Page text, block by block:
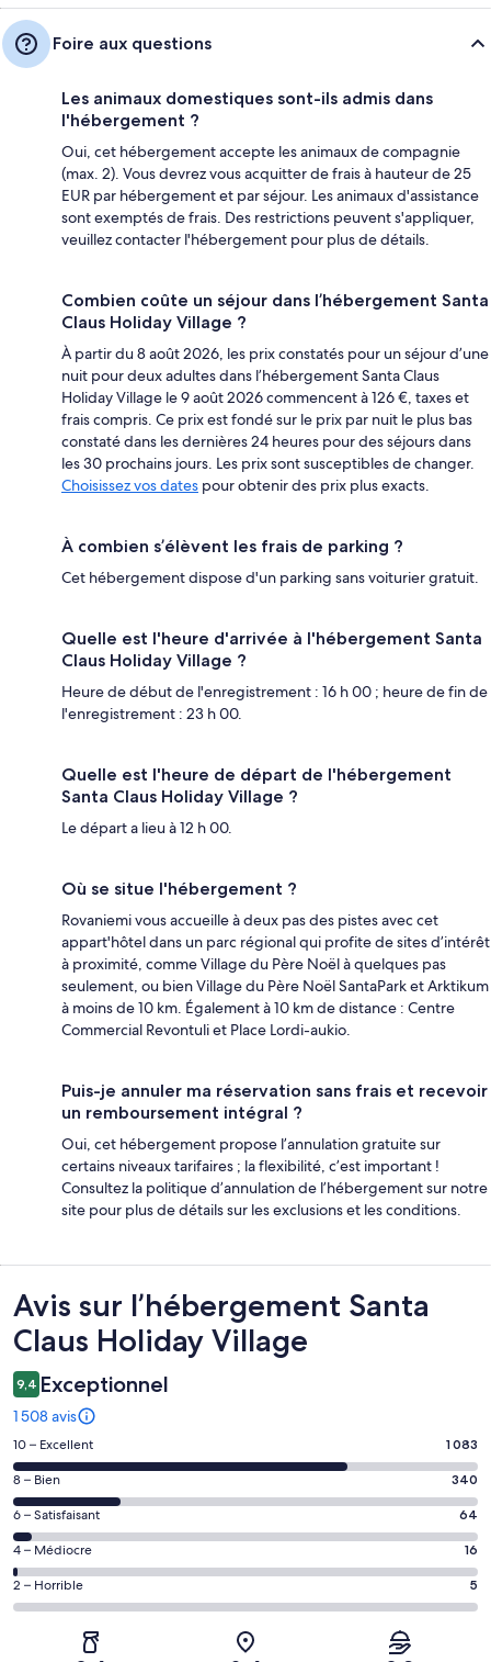
Foire aux questions
Les animaux domestiques sont-ils admis dans
l'hébergement ?
Oui, cet hébergement accepte les animaux de compagnie
(max. 2). Vous devrez vous acquitter de frais à hauteur de 25
EUR par hébergement et par séjour. Les animaux d'assistance
sont exemptés de frais. Des restrictions peuvent s'appliquer,
veuillez contacter l'hébergement pour plus de détails.
Combien coûte un séjour dans l’hébergement Santa
Claus Holiday Village ?
À partir du 8 août 2026, les prix constatés pour un séjour d’une
nuit pour deux adultes dans l’hébergement Santa Claus
Holiday Village le 9 août 2026 commencent à 126 €, taxes et
frais compris. Ce prix est fondé sur le prix par nuit le plus bas
constaté dans les dernières 24 heures pour des séjours dans
les 30 prochains jours. Les prix sont susceptibles de changer.
Choisissez vos dates pour obtenir des prix plus exacts.
À combien s’élèvent les frais de parking ?
Cet hébergement dispose d'un parking sans voiturier gratuit.
Quelle est l'heure d'arrivée à l'hébergement Santa
Claus Holiday Village ?
Heure de début de l'enregistrement : 16 h 00 ; heure de fin de
l'enregistrement : 23 h 00.
Quelle est l'heure de départ de l'hébergement
Santa Claus Holiday Village ?
Le départ a lieu à 12 h 00.
Où se situe l'hébergement ?
Rovaniemi vous accueille à deux pas des pistes avec cet
appart'hôtel dans un parc régional qui profite de sites d’intérêt
à proximité, comme Village du Père Noël à quelques pas
seulement, ou bien Village du Père Noël SantaPark et Arktikum
à moins de 10 km. Également à 10 km de distance : Centre
Commercial Revontuli et Place Lordi-aukio.
Puis-je annuler ma réservation sans frais et recevoir
un remboursement intégral ?
Oui, cet hébergement propose l’annulation gratuite sur
certains niveaux tarifaires ; la flexibilité, c’est important !
Consultez la politique d’annulation de l’hébergement sur notre
site pour plus de détails sur les exclusions et les conditions.
Avis
Avis sur l’hébergement Santa
Claus Holiday Village
9,4 Exceptionnel
1 508 avis
Note
des
voyageurs
de 10
(Excellent),
d’après 1083 avis
sur 1508.
10 – Excellent 1 083
Note
des
voyageurs
de 8
(Bien),
d’après 340 avis
sur 1508.
8 – Bien 340
Note
des
voyageurs
de 6
(Satisfaisant),
d’après 64 avis
6 – Satisfaisant 64
Note
des
voyageurs
(Médiocre),
4 – Médiocre 16
Note
des
voyageurs
2 – Horrible 5